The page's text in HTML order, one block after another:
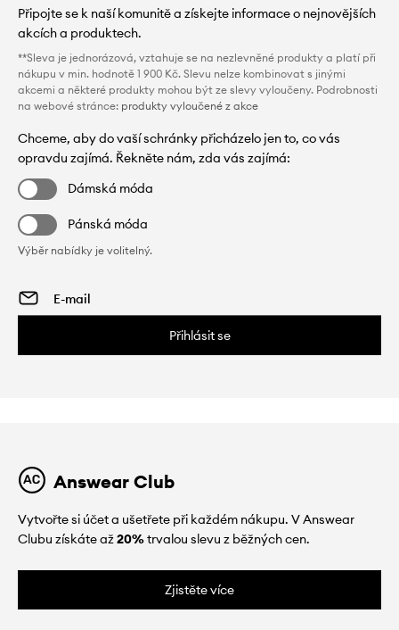
Připojte se k naší komunitě a získejte informace o nejnovějších
akcích a produktech.
**Sleva je jednorázová, vztahuje se na nezlevněné produkty a platí při
nákupu v min. hodnotě 1 900 Kč. Slevu nelze kombinovat s jinými
akcemi a některé produkty mohou být ze slevy vyloučeny. Podrobnosti
na webové stránce: produkty vyloučené z akce
Chceme, aby do vaší schránky přicházelo jen to, co vás
opravdu zajímá. Řekněte nám, zda vás zajímá:
Dámská móda
Pánská móda
Výběr nabídky je volitelný.
Přihlásit se
Answear Club
Vytvořte si účet a ušetřete při každém nákupu. V Answear
Clubu získáte až20%trvalou slevu z běžných cen.
Zjistěte více